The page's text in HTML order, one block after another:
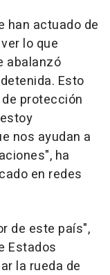
han actuado de
lo que
abalanzó
Esto
protección
nos ayudan a
ha
en redes
de este país",
Estados
la rueda de